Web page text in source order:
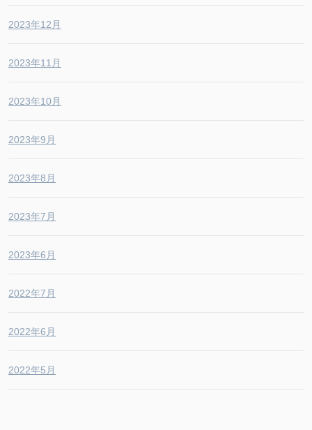
2023年12月
2023年11月
2023年10月
2023年9月
2023年8月
2023年7月
2023年6月
2022年7月
2022年6月
2022年5月